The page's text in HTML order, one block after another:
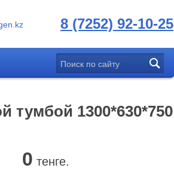
8 (7252) 92-10-25
тумбой 1300*630*750
0 тенге.